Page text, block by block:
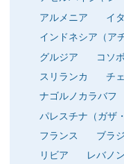
アルメニア
イ
インドネシア（ア
グルジア
コソボ
スリランカ
チ
ナゴルノカラバフ
パレスチナ（ガザ
フランス
ブラ
リビア
レバノン